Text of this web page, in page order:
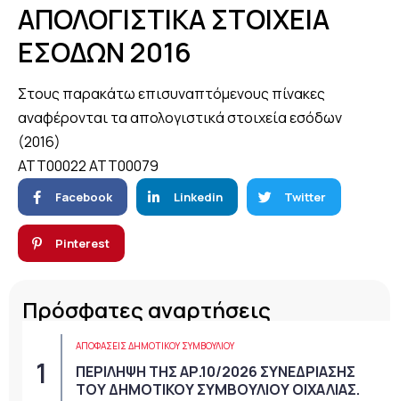
ΑΠΟΛΟΓΙΣΤΙΚΑ ΣΤΟΙΧΕΙΑ
ΕΣΟΔΩΝ 2016
Στους παρακάτω επισυναπτόμενους πίνακες
αναφέρονται τα απολογιστικά στοιχεία εσόδων
(2016)
ATT00022ATT00079
Facebook Linkedin Twitter
Pinterest
Πρόσφατες αναρτήσεις
ΑΠΟΦΆΣΕΙΣ ΔΗΜΟΤΙΚΟΎ ΣΥΜΒΟΥΛΊΟΥ
ΠΕΡΙΛΗΨΗ ΤΗΣ ΑΡ.10/2026 ΣΥΝΕΔΡΙΑΣΗΣ
ΤΟΥ ΔΗΜΟΤΙΚΟΥ ΣΥΜΒΟΥΛΙΟΥ ΟΙΧΑΛΙΑΣ.